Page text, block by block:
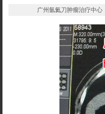
广州氩氦刀肿瘤治疗中心